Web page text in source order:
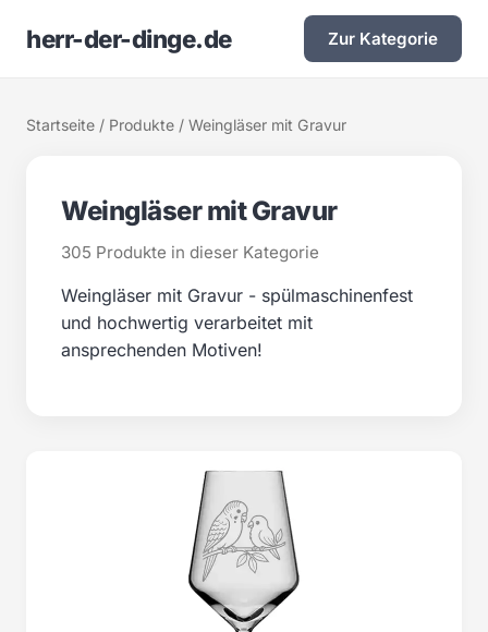
herr-der-dinge.de Zur Kategorie
Startseite / Produkte / Weingläser mit Gravur
Weingläser mit Gravur
305 Produkte in dieser Kategorie
Weingläser mit Gravur - spülmaschinenfest
und hochwertig verarbeitet mit
ansprechenden Motiven!